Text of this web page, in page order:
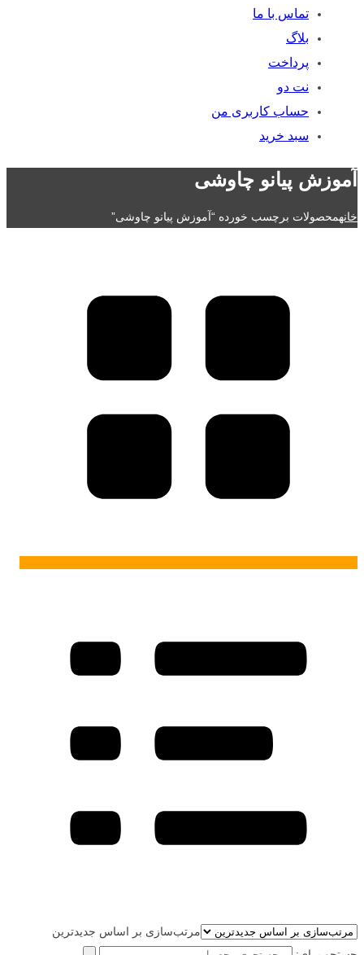
تماس با ما
بلاگ
پرداخت
نت دو
حساب کاربری من
سبد خرید
آموزش پیانو چاوشی
خانهمحصولات برچسب خورده “آموزش پیانو چاوشی”
مرتب‌سازی بر اساس جدیدترین